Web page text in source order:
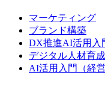
マーケティング
ブランド構築
DX推進AI活用入
デジタル人材育
AI活用入門（経営